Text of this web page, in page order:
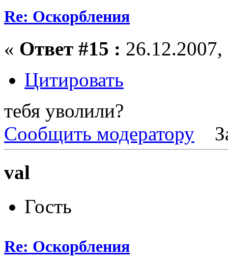
Re: Оскорбления
« Ответ #15 :
Цитировать
тебя уволили?
Сообщить модератору
val
Гость
Re: Оскорбления